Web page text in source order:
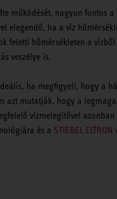
működését, nagyon fontos
elegendő, ha a víz
feletti hőmérsékleten a
veszélye is.
ha megfigyeli, hogy a
azt mutatják, hogy a
vízmelegítővel
és a STIEBEL